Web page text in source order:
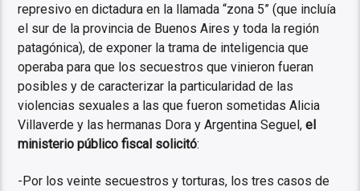
represivo en dictadura en la llamada “zona 5” (que incluía
el sur de la provincia de Buenos Aires y toda la región
patagónica), de exponer la trama de inteligencia que
operaba para que los secuestros que vinieron fueran
posibles y de caracterizar la particularidad de las
violencias sexuales a las que fueron sometidas Alicia
Villaverde y las hermanas Dora y Argentina Seguel,el
ministerio público fiscal solicitó:
-Por los veinte secuestros y torturas, los tres casos de